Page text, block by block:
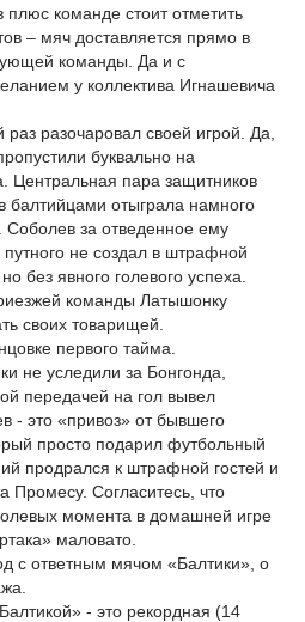
плюс команде стоит отметить
– мяч доставляется прямо в
команды. Да и с
у коллектива Игнашевича
разочаровал своей игрой. Да,
буквально на
Центральная пара защитников
балтийцами отыграла намного
за отведенное ему
путного не создал в штрафной
без явного голевого успеха.
команды Латышонку
своих товарищей.
первого тайма.
не уследили за Бонгонда,
передачей на гол вывел
- это «привоз» от бывшего
просто подарил футбольный
продрался к штрафной гостей и
Промесу. Согласитесь, что
момента в домашней игре
маловато.
с ответным мячом «Балтики», о
- это рекордная (14